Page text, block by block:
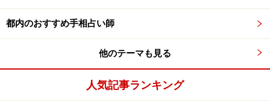
都内のおすすめ手相占い師
他のテーマも見る
人気記事ランキング